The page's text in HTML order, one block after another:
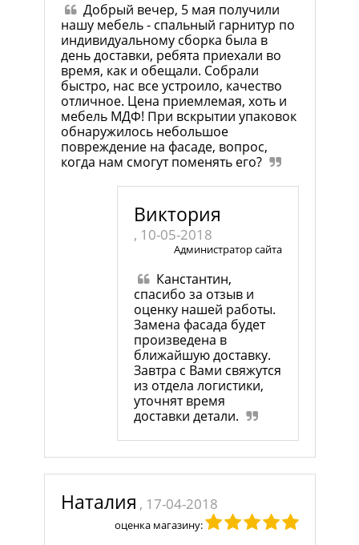
Добрый вечер, 5 мая получили
нашу мебель - спальный гарнитур по
индивидуальному сборка была в
день доставки, ребята приехали во
время, как и обещали. Собрали
быстро, нас все устроило, качество
отличное. Цена приемлемая, хоть и
мебель МДФ! При вскрытии упаковок
обнаружилось небольшое
повреждение на фасаде, вопрос,
когда нам смогут поменять его?
Виктория
, 10-05-2018
Администратор сайта
Канстантин,
спасибо за отзыв и
оценку нашей работы.
Замена фасада будет
произведена в
ближайшую доставку.
Завтра с Вами свяжутся
из отдела логистики,
уточнят время
доставки детали.
Наталия , 17-04-2018
оценка магазину: